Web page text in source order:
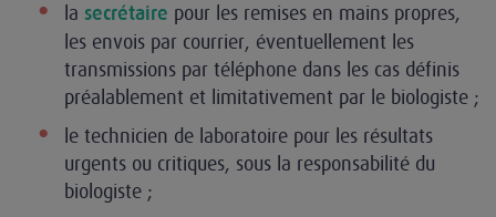
la secrétaire pour les remises en mains propres,
les envois par courrier, éventuellement les
transmissions par téléphone dans les cas définis
préalablement et limitativement par le biologiste ;
le technicien de laboratoire pour les résultats
urgents ou critiques, sous la responsabilité du
biologiste ;